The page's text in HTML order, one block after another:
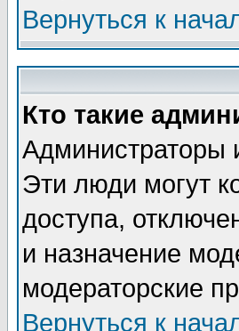
Вернуться к
Кто такие
Администраторы
Эти люди могут
доступа,
и назначение
модераторские
Вернуться к